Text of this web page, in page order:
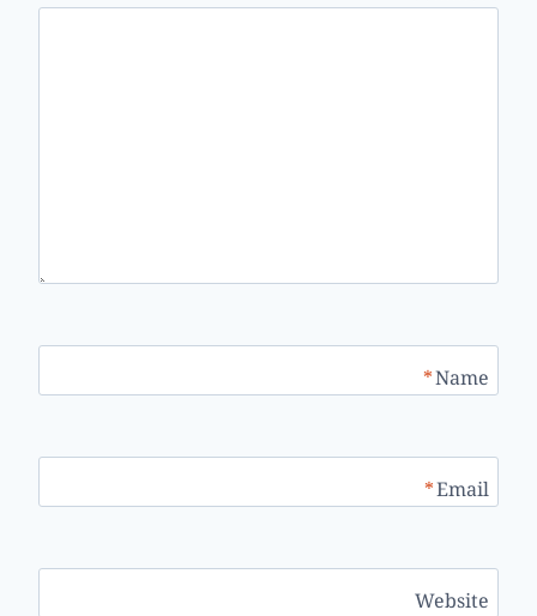
Name
*
Email
*
Website